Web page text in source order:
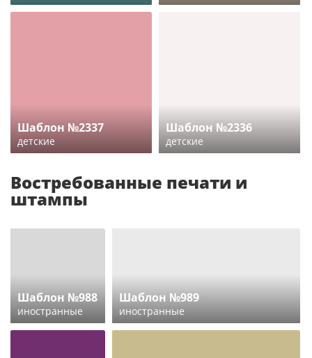
Шаблон №2337
детские
Шаблон №2336
детские
Востребованные печати и
штампы
Шаблон №988
иностранные
Шаблон №989
иностранные